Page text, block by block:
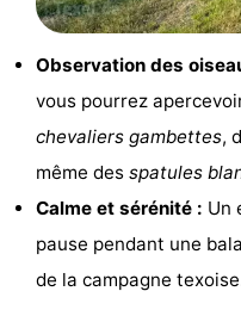
Zeezicht
Strandhuys
Strandplevier
Campings
Chambre
d'hôtes
Chaumières
Observation des
vous pourrez
chevaliers gambettes,
même des spatules
Calme et sérénité : Un
pause pendant une
de la campagne